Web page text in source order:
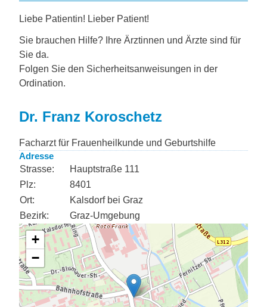
Liebe Patientin! Lieber Patient!
Sie brauchen Hilfe? Ihre Ärztinnen und Ärzte sind für
Sie da.
Folgen Sie den Sicherheitsanweisungen in der
Ordination.
Dr. Franz Koroschetz
Facharzt für Frauenheilkunde und Geburtshilfe
Adresse
Strasse:
Hauptstraße 111
Plz:
8401
Ort:
Kalsdorf bei Graz
Bezirk:
Graz-Umgebung